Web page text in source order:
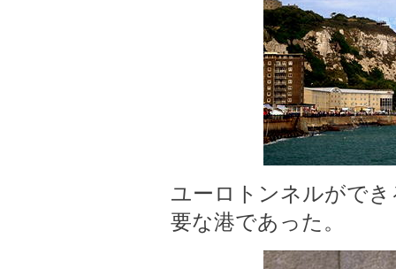
ユーロトンネルがで
要な港であった。